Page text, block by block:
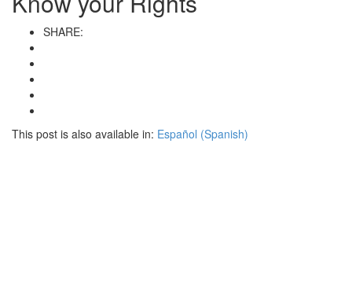
SHARE:
This post is also available in: Español (Spanish)